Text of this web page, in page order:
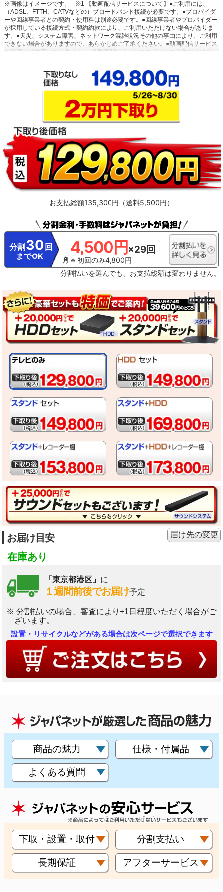
※画像はイメージです。
※1 【動画配信サービスについて】●ご利用には、
（ADSL、FTTH、CATVなどの）ブロードバンド接続が必要です。●プロバイダ
ーや回線事業者との契約・使用料は別途必要です。●回線事業者やプロバイダー
が採用している接続方式・契約約款により、ご利用いただけない場合がありま
す。●天災、システム障害、ネットワーク混雑状況その他の事由により、ご利用
できない場合がありますので、あらかじめご了承ください。●動画配信サービス
の録画には対応していません。●各動画配信サービスのサービス名称およびサー
インターネットへの接続環境が必要です。詳しくは、メーカーHPをご覧くださ
い。●おまかせ録画は、「みるコレ パック」でお好きなテーマ（みるコレパッ
ク）におまかせ録画を登録することでご利用いただけます。●おまかせ録画され
た番組は、おまかせ録画用に設定したハードディスク領域の空き容量によっ
て、古い順番から自動で削除されます。保存しておきたい番組は、おまかせ録
画する前に通常録画予約に変更したり、録画された番組を通常録画に変更した
りできます。●視聴制限がある番組などのおまかせ録画できない番組や、おまか
せ録画予約対象の番組でも、通常予約や視聴予約など優先される予約によっ
て、録画されない場合があります。連続ドラマ番組など確実に録画したい番組
は通常録画予約することをおすすめします。●サービスは予告なく変更や終了す
る場合があります。●一部対象外のチャンネルがあります。
※3 【シーン/出演
者について】●「シーン」「出演者・詳細」「シーズン」情報のご利用にはイン
ターネットへの接続が必要です。●インターネットの接続には、通信事業者やプ
ロバイダー（インターネット接続業者）との契約が必要です。●シーン情報は、
「関東」「東海（静岡県除く）」「関西」地区で放送されているNHK総合、E
放送局」、関西の場合は「NHK大阪放送局」から放送された番組）、および民
NHK総合、Eテレ（ともに「NHK放送センター」から放送された番組）、およ
び関東の民放キー局で放送されている同時刻放送番組に対応しています。ただ
し、番組によっては、本機能が正しく動作しない場合があります。●シーン情報
は、番組の放送終了後、2〜3時間程度で使えるようになります。ただし、番組
によっては、それ以上かかる場合があります。●提供されるシーン情報は目安と
してご利用ください。●提供されるシーン情報はテレビ放送時点の内容に基づき
作成されるもので、新規情報の追加、最新情報への更新・変更・改訂および修
正には対応していません。●表示されるシーンは、各番組情報などをメーカー独
定に基づくものではありません。
お支払総額135,300円（送料5,500円）
分割 30 回
までOK
4,500円×29回
※ 初回のみ4,800円
分割払いを選んでも、お支払総額は変わりません。
お届け目安
在庫あり
「東京都港区」 に
１週間前後でお届け予定
※ 分割払いの場合、審査により+1日程度いただく場合がご
ざいます。
届け先の変更
設置・リサイクルなどがある場合は次ページで選択できます
商品の魅力 仕様・付属品
よくある質問
下取・設置・取付 分割支払い
長期保証 アフターサービス